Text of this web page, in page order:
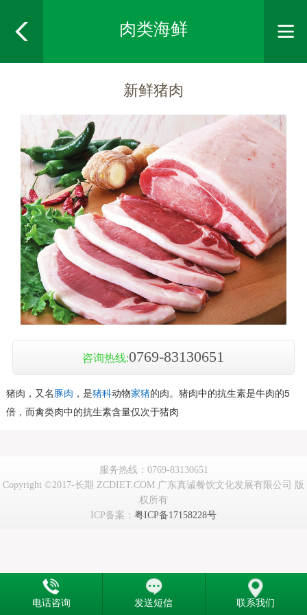
肉类海鲜
新鲜猪肉
咨询热线:0769-83130651
猪肉，又名豚肉 ，是猪科动物家猪的肉。猪肉中的抗生素是牛肉的5
倍，而禽类肉中的抗生素含量仅次于猪肉
服务热线：0769-83130651
Copyright ©2017-长期 ZCDIET.COM 广东真诚餐饮文化发展有限公司 版
权所有
ICP备案： 粤ICP备17158228号
电话咨询 发送短信 联系我们